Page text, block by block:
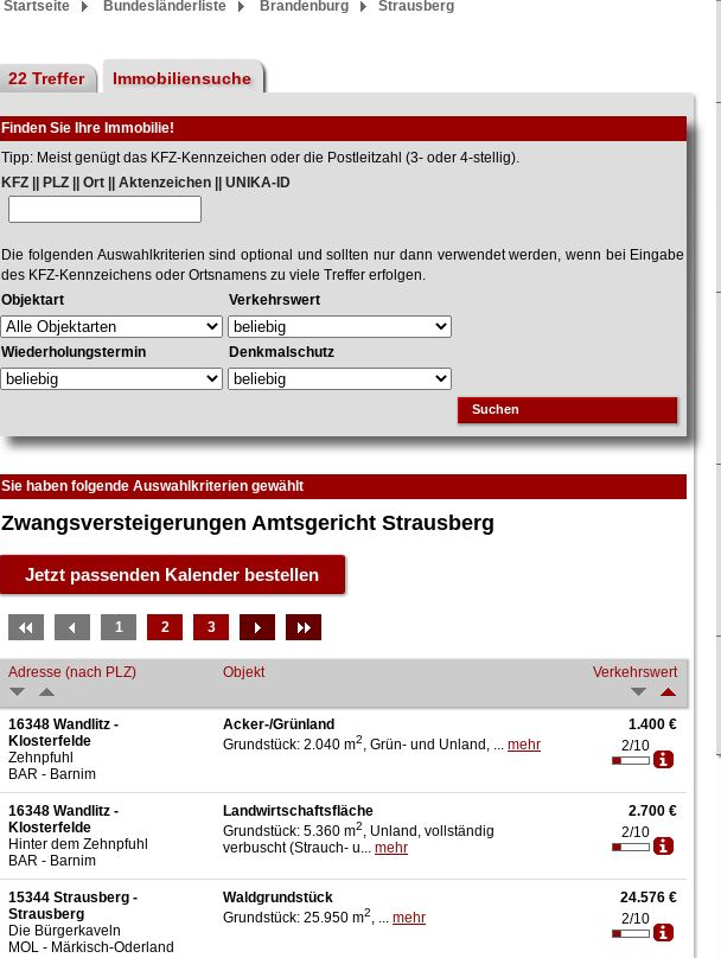
Startseite Bundesländerliste Brandenburg Strausberg
22 Treffer Immobiliensuche
Finden Sie Ihre Immobilie!
Tipp: Meist genügt das KFZ-Kennzeichen oder die Postleitzahl (3- oder 4-stellig).
KFZ || PLZ || Ort || Aktenzeichen || UNIKA-ID
Die folgenden Auswahlkriterien sind optional und sollten nur dann verwendet werden, wenn bei Eingabe
des KFZ-Kennzeichens oder Ortsnamens zu viele Treffer erfolgen.
Objektart
Verkehrswert
Wiederholungstermin Denkmalschutz
Suchen
Sie haben folgende Auswahlkriterien gewählt
Zwangsversteigerungen Amtsgericht Strausberg
1 2 3
Adresse (nach PLZ) Objekt Verkehrswert
16348 Wandlitz -
Klosterfelde
Zehnpfuhl
BAR - Barnim
Acker-/Grünland
Grundstück: 2.040 m2, Grün- und Unland, ...mehr
1.400 €
2/10
16348 Wandlitz -
Klosterfelde
Hinter dem Zehnpfuhl
BAR - Barnim
Landwirtschaftsfläche
Grundstück: 5.360 m2, Unland, vollständig
verbuscht (Strauch- u...mehr
2.700 €
2/10
15344 Strausberg -
Strausberg
Die Bürgerkaveln
MOL - Märkisch-Oderland
Waldgrundstück
Grundstück: 25.950 m2, ...mehr
24.576 €
2/10